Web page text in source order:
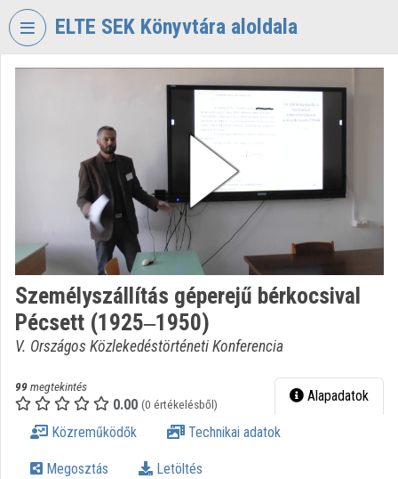
Fejléc kihagyása
ELTE SEK Könyvtára aloldala
KÖNYVTÁR
Intézményi kezdőlap
Bejelentkezés
Intézményi felfedezés
Kategóriák
Személyszállítás géperejű bérkocsival
Pécsett (1925‒1950)
V. Országos Közlekedéstörténeti Konferencia
99megtekintés
0.00 (0 értékelésből) Alapadatok
Közreműködők Technikai adatok
Megosztás Letöltés